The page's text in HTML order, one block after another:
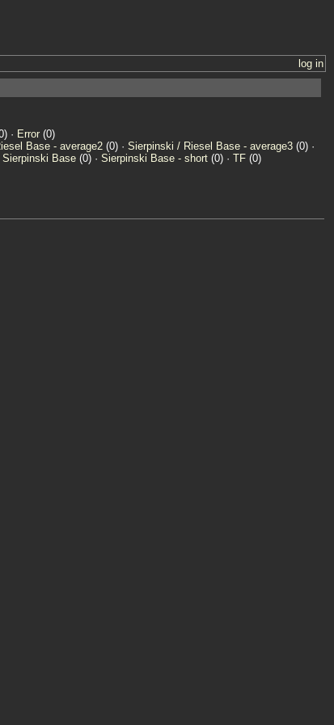
log in
· Error (0)
Base - average2(0) · Sierpinski / Riesel Base - average3(0) ·
Sierpinski Base(0) · Sierpinski Base - short(0) · TF(0)